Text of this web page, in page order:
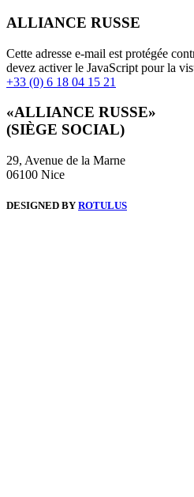
ALLIANCE RUSSE
Cette adresse e-mail est protégée
devez activer le JavaScript pour la
+33 (0) 6 18 04 15 21
«ALLIANCE RUSSE»
(SIÈGE SOCIAL)
29, Avenue de la Marne
06100 Nice
DESIGNED BY ROTULUS